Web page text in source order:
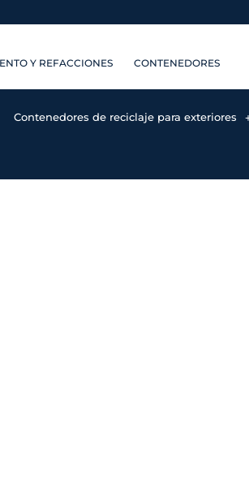
Y REFACCIONES CONTENEDORES
Contenedores de reciclaje para exteriores